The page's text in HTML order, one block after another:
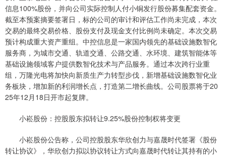
信息100%股份，并向公司实际控制人付小铜发行股份募集配套资金。
截至本预案摘要签署日，标的公司的审计和评估工作尚未完成，本次
交易的最终交易价格、股份支付及现金支付比例尚未确定。本次交易
预计构成重大资产重组。中控信息是一家国内领先的基础设施数智化
服务商，为城市交通、轨道交通、公路交通、水环境、建筑智能体等
基础设施领域客户提供数智化技术与产品服务。通过本次跨行业重
组，万隆光电将加快向新质生产力转型步伐，新增基础设施数智化业
务板块，增加新的利润增长点，打造第二增长曲线。公司股票将于20
25年12月18日开市起复牌。
小崧股份：控股股东拟转让9.25%股份控制权将变更
小崧股份公告称，公司控股股东华欣创力与嘉晟时代签署《股份
转让协议》，华欣创力拟以协议转让方式向嘉晟时代转让其持有的小